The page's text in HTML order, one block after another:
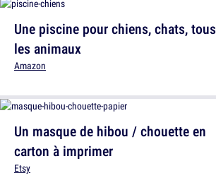
Un masque de hibou / chouette en
carton à imprimer
Etsy
Une piscine pour chiens, chats, tous
les animaux
Amazon